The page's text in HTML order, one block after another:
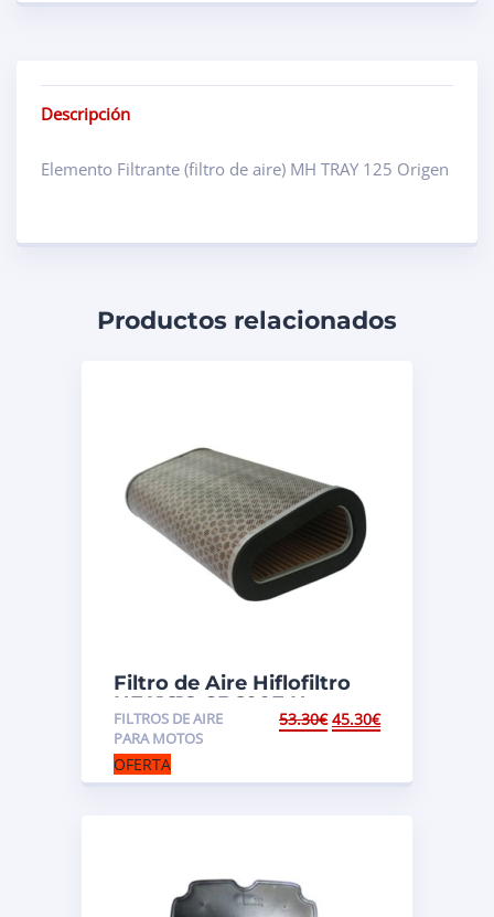
Descripción
Elemento Filtrante (filtro de aire) MH TRAY 125 Origen
Productos relacionados
Filtro de Aire Hiflofiltro
HFA1618 CB600F Hornet
(PC41)
FILTROS DE AIRE
PARA MOTOS
53.30€ 45.30€
OFERTA